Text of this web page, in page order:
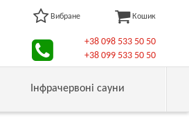
Вибране Кошик
+38 098 533 50 50
+38 099 533 50 50
Інфрачервоні сауни